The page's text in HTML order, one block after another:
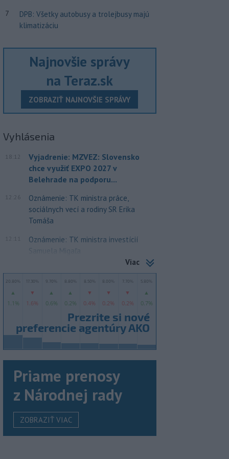
7
DPB: Všetky autobusy a trolejbusy majú
klimatizáciu
Najnovšie správy
na Teraz.sk
ZOBRAZIŤ NAJNOVŠIE SPRÁVY
Vyhlásenia
18:12
Vyjadrenie: MZVEZ: Slovensko
chce využiť EXPO 2027 v
Belehrade na podporu...
12:26
Oznámenie: TK ministra práce,
sociálnych vecí a rodiny SR Erika
Tomáša
Oznámenie: TK ministra investícií
Samuela Migaľa
Viac
Priame prenosy
z Národnej rady
ZOBRAZIŤ VIAC